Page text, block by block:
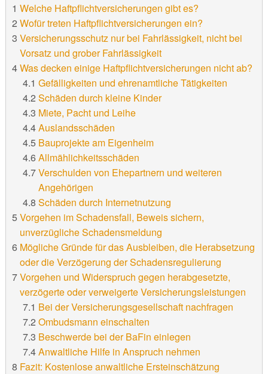
Welche Haftpflichtversicherungen gibt es?
Wofür treten Haftpflichtversicherungen ein?
Versicherungsschutz nur bei Fahrlässigkeit, nicht bei
Vorsatz und grober Fahrlässigkeit
Was decken einige Haftpflichtversicherungen nicht ab?
Gefälligkeiten und ehrenamtliche Tätigkeiten
Schäden durch kleine Kinder
Miete, Pacht und Leihe
Auslandsschäden
Bauprojekte am Eigenheim
Allmählichkeitsschäden
Verschulden von Ehepartnern und weiteren
Angehörigen
Schäden durch Internetnutzung
Vorgehen im Schadensfall, Beweis sichern,
unverzügliche Schadensmeldung
Mögliche Gründe für das Ausbleiben, die Herabsetzung
oder die Verzögerung der Schadensregulierung
Vorgehen und Widerspruch gegen herabgesetzte,
verzögerte oder verweigerte Versicherungsleistungen
Bei der Versicherungsgesellschaft nachfragen
Ombudsmann einschalten
Beschwerde bei der BaFin einlegen
Anwaltliche Hilfe in Anspruch nehmen
Fazit: Kostenlose anwaltliche Ersteinschätzung